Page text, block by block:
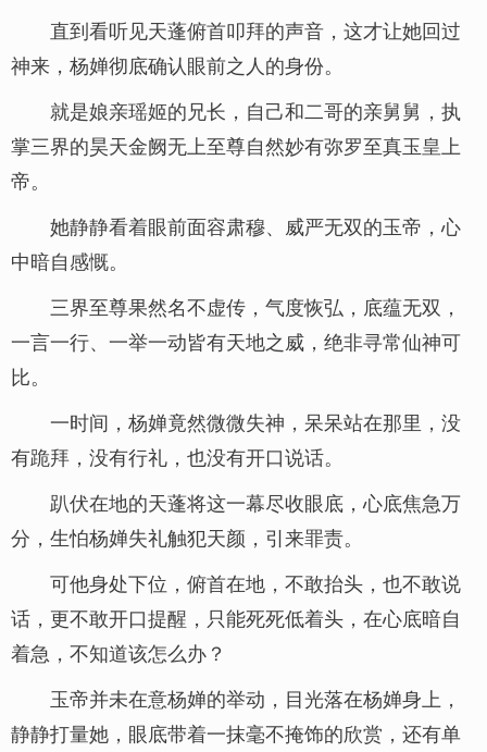
直到看听见天蓬俯首叩拜的声音，这才让她回过
神来，杨婵彻底确认眼前之人的身份。
就是娘亲瑶姬的兄长，自己和二哥的亲舅舅，执
掌三界的昊天金阙无上至尊自然妙有弥罗至真玉皇上
帝。
她静静看着眼前面容肃穆、威严无双的玉帝，心
中暗自感慨。
三界至尊果然名不虚传，气度恢弘，底蕴无双，
一言一行、一举一动皆有天地之威，绝非寻常仙神可
比。
一时间，杨婵竟然微微失神，呆呆站在那里，没
有跪拜，没有行礼，也没有开口说话。
趴伏在地的天蓬将这一幕尽收眼底，心底焦急万
分，生怕杨婵失礼触犯天颜，引来罪责。
可他身处下位，俯首在地，不敢抬头，也不敢说
话，更不敢开口提醒，只能死死低着头，在心底暗自
着急，不知道该怎么办？
玉帝并未在意杨婵的举动，目光落在杨婵身上，
静静打量她，眼底带着一抹毫不掩饰的欣赏，还有单